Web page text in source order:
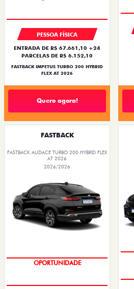
PESSOA FÍSICA
ENTRADA DE R$ 67.661,10 +24
PARCELAS DE R$ 6.152,10
FASTBACK IMPETUS TURBO 200 HYBRID
FLEX AT 2026
Quero agora!
FASTBACK
FASTBACK AUDACE TURBO 200 HYBRID FLEX
AT 2026
2026/2026
OPORTUNIDADE